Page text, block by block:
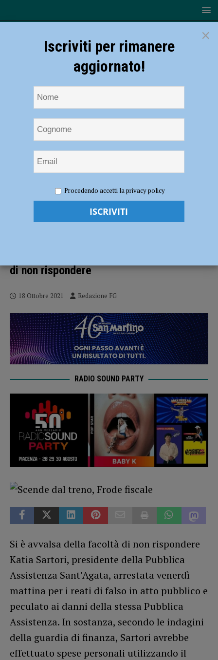
“Commissioni personali col mezzo della Pubblica Assistenza”. La
presidente dell’associazione si avvale della facoltà di non rispondere
“Commissioni personali col mezzo della
di non rispondere
18 Ottobre 2021 Redazione FG
RADIO SOUND PARTY
Si è avvalsa della facoltà di non rispondere
Katia Sartori, presidente della Pubblica
Assistenza Sant’Agata, arrestata venerdì
mattina per i reati di falso in atto pubblico e
peculato ai danni della stessa Pubblica
Assistenza. In sostanza, secondo le indagini
della guardia di finanza, Sartori avrebbe
effettuato spese personali utilizzando il
×
Iscriviti per rimanere
aggiornato!
Procedendo accetti la privacy policy